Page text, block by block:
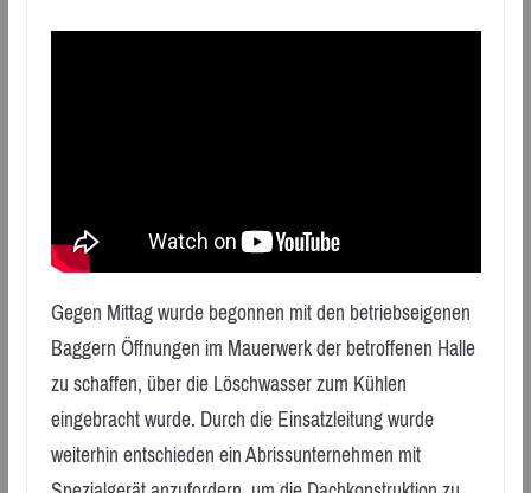
Gegen Mittag wurde begonnen mit den betriebseigenen
Baggern Öffnungen im Mauerwerk der betroffenen Halle
zu schaffen, über die Löschwasser zum Kühlen
eingebracht wurde. Durch die Einsatzleitung wurde
weiterhin entschieden ein Abrissunternehmen mit